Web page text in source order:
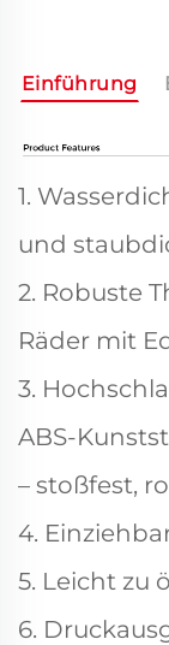
Einführung
1.
und
2. Robuste
Räder mit
3.
ABS-
– stoßfest,
4.
5. Leicht zu
6.